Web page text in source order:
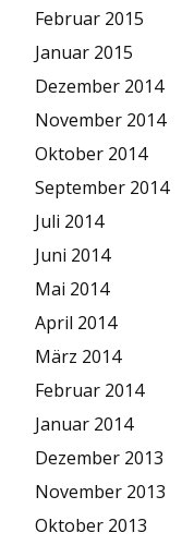
Februar 2015
Januar 2015
Dezember 2014
November 2014
Oktober 2014
September 2014
Juli 2014
Juni 2014
Mai 2014
April 2014
März 2014
Februar 2014
Januar 2014
Dezember 2013
November 2013
Oktober 2013